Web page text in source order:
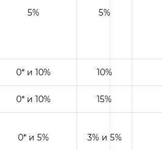
5% 5%
0* и 10% 10%
0* и 10% 15%
0* и 5% 3% и 5%